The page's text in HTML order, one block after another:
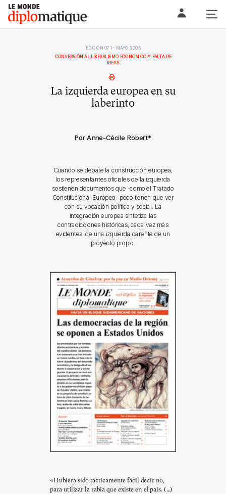
Skip
content
Le monde diplomatique
EDICIÓN 071 - MAYO 2005
CONVERSIÓN AL LIBERALISMO ECONÓMICO Y FALTA DE
IDEAS
La izquierda europea en su
laberinto
Por Anne-Cécile Robert*
Cuando se debate la construcción europea,
los representantes oficiales de la izquierda
sostienen documentos que -como el Tratado
Constitucional Europeo- poco tienen que ver
con su vocación política y social. La
integración europea sintetiza las
contradicciones históricas, cada vez más
evidentes, de una izquierda carente de un
proyecto propio.
«Hubiera sido tácticamente fácil decir no,
para utilizar la rabia que existe en el país. (…)